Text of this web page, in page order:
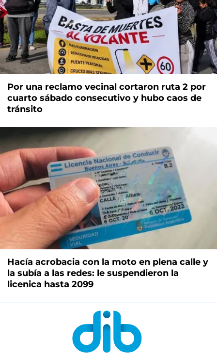
Por una reclamo vecinal cortaron ruta 2 por
cuarto sábado consecutivo y hubo caos de
tránsito
Hacía acrobacia con la moto en plena calle y
la subía a las redes: le suspendieron la
licenica hasta 2099